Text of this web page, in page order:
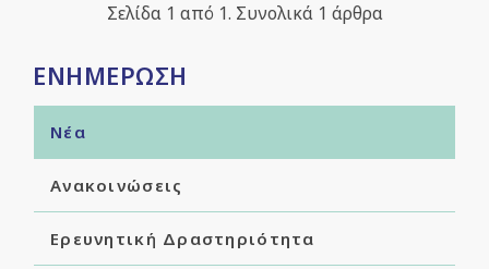
Σελίδα 1 από 1. Συνολικά 1 άρθρα
ΕΝΗΜΕΡΩΣΗ
Νέα
Ανακοινώσεις
Ερευνητική Δραστηριότητα